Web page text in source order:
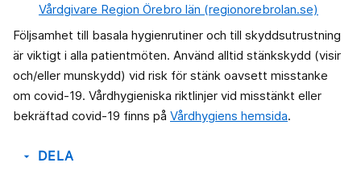
Vårdgivare Region Örebro län (regionorebrolan.se)
Följsamhet till basala hygienrutiner och till skyddsutrustning
är viktigt i alla patientmöten. Använd alltid stänkskydd (visir
och/eller munskydd) vid risk för stänk oavsett misstanke
om covid-19. Vårdhygieniska riktlinjer vid misstänkt eller
bekräftad covid-19 finns på Vårdhygiens hemsida.
arrow_drop_down DELA